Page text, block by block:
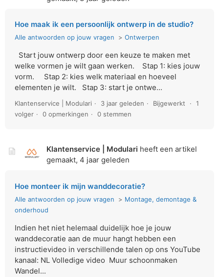
Hoe maak ik een persoonlijk ontwerp in de studio?
Alle antwoorden op jouw vragen Ontwerpen
Start jouw ontwerp door een keuze te maken met
welke vormen je wilt gaan werken. Stap 1: kies jouw
vorm. Stap 2: kies welk materiaal en hoeveel
elementen je wilt. Stap 3: start je ontwe...
Klantenservice | Modulari 3 jaar geleden Bijgewerkt
1
volger
0 opmerkingen 0 stemmen
Klantenservice | Modulari heeft een artikel
gemaakt, 4 jaar geleden
Hoe monteer ik mijn wanddecoratie?
Alle antwoorden op jouw vragen
Montage, demontage &
onderhoud
Indien het niet helemaal duidelijk hoe je jouw
wanddecoratie aan de muur hangt hebben een
instructievideo in verschillende talen op ons YouTube
kanaal: NL Volledige video Muur schoonmaken
Wandel...